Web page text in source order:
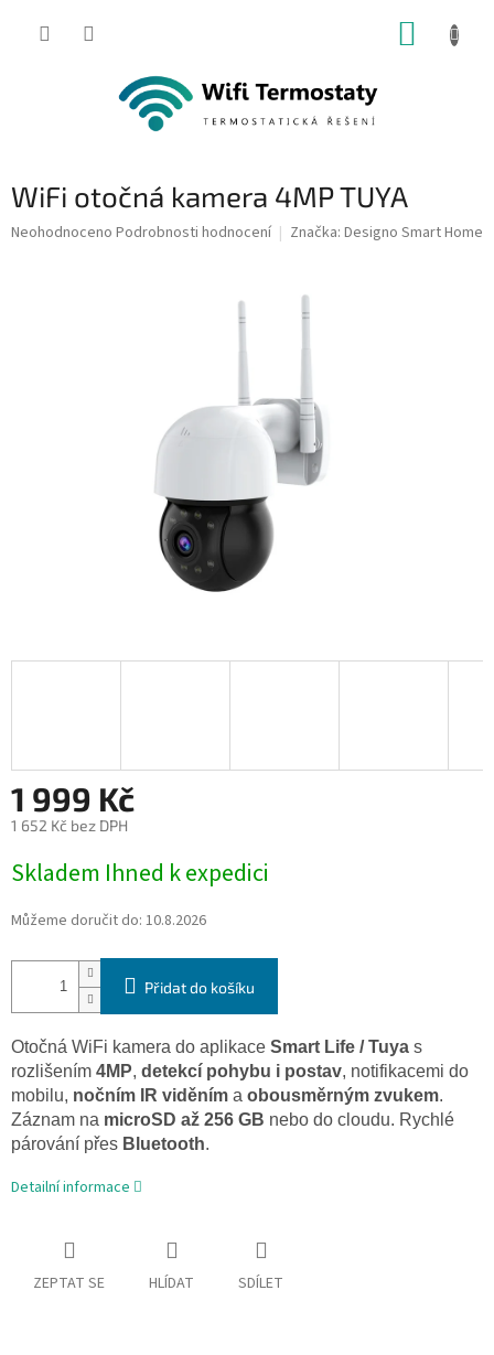
WiFi otočná kamera 4MP TUYA
Průměrné
Neohodnoceno Podrobnosti hodnocení Značka: Designo Smart Home
1 999 Kč
1 652 Kč bez DPH
cena:
Skladem Ihned k expedici
Můžeme doručit do: 10.8.2026
Přidat do košíku
Otočná WiFi kamera do aplikace Smart Life / Tuya s
rozlišením 4MP, detekcí pohybu i postav, notifikacemi do
mobilu, nočním IR viděním a obousměrným zvukem.
Záznam na microSD až 256 GB nebo do cloudu. Rychlé
párování přes Bluetooth.
Detailní informace
ZEPTAT SE HLÍDAT SDÍLET